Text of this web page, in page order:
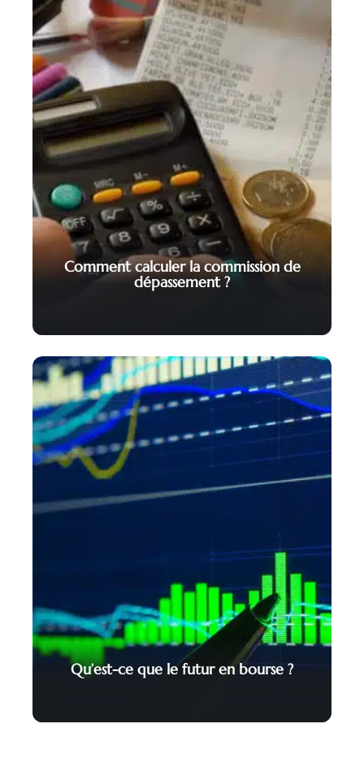
Comment calculer la commission de
dépassement ?
Qu’est-ce que le futur en bourse ?